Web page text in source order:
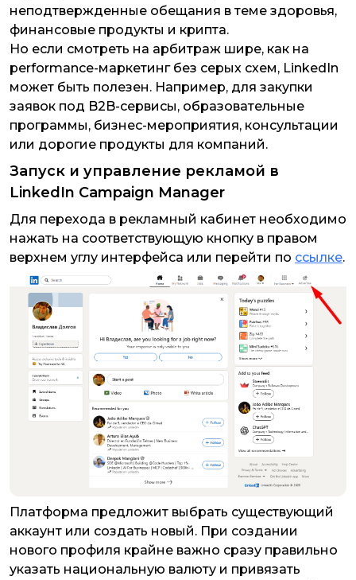
неподтвержденные обещания в теме здоровья,
финансовые продукты и крипта.
Но если смотреть на арбитраж шире, как на
performance-маркетинг без серых схем, LinkedIn
может быть полезен. Например, для закупки
заявок под B2B-сервисы, образовательные
программы, бизнес-мероприятия, консультации
или дорогие продукты для компаний.
Запуск и управление рекламой в
LinkedIn Campaign Manager
Для перехода в рекламный кабинет необходимо
нажать на соответствующую кнопку в правом
верхнем углу интерфейса или перейти по ссылке.
Платформа предложит выбрать существующий
аккаунт или создать новый. При создании
нового профиля крайне важно сразу правильно
указать национальную валюту и привязать